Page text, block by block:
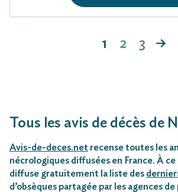
1 2 3
Tous les avis de décès de
Avis-de-deces.net recense toutes les
nécrologiques diffusées en France. À
diffuse gratuitement la liste des
d’obsèques partagée par les agences